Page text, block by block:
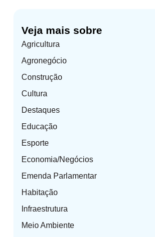
Veja mais sobre
Agricultura
Agronegócio
Construção
Cultura
Destaques
Educação
Esporte
Economia/Negócios
Emenda Parlamentar
Habitação
Infraestrutura
Meio Ambiente
medida
representa
mais
desenvolvimento
cidade
benefícios
diretos
população.